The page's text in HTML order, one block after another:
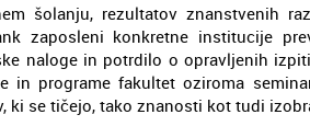
šolanju, rezultatov znanstvenih
zaposleni konkretne institucije
naloge in potrdilo o opravljenih
in programe fakultet oziroma
se tičejo, tako znanosti kot tudi